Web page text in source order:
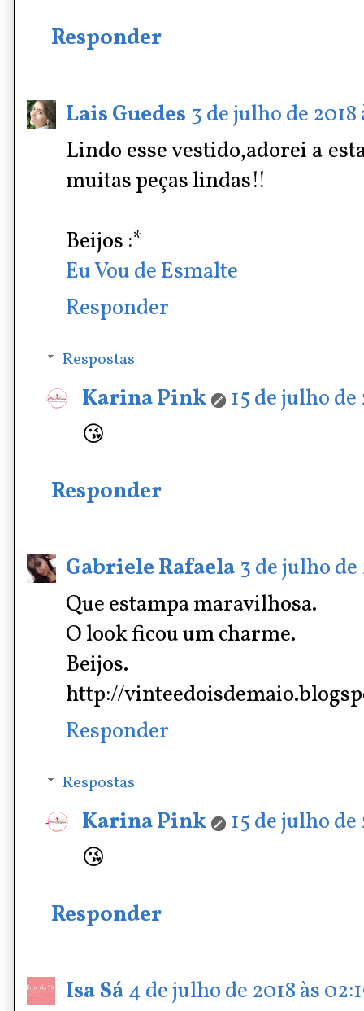
Responder
Lais Guedes 3 de julho de 2018
Lindo esse vestido,adorei a
muitas peças lindas!!
Beijos :*
Eu Vou de Esmalte
Responder
Respostas
Karina Pink
15 de julho de
😘
Responder
Gabriele Rafaela3 de julho de
Que estampa maravilhosa.
O look ficou um charme.
Beijos.
http://
Responder
Respostas
Karina Pink
15 de julho de
😘
Responder
Isa Sá4 de julho de 2018 às